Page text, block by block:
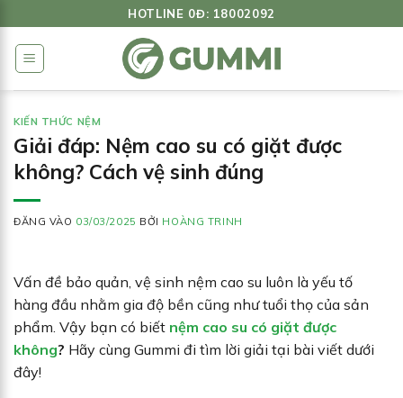
qua
dung
HOTLINE 0Đ: 18002092
KIẾN THỨC NỆM
Giải đáp: Nệm cao su có giặt được
không? Cách vệ sinh đúng
ĐĂNG VÀO 03/03/2025 BỞI HOÀNG TRINH
Vấn đề bảo quản, vệ sinh nệm cao su luôn là yếu tố
hàng đầu nhằm gia độ bền cũng như tuổi thọ của sản
phẩm. Vậy bạn có biết nệm cao su có giặt được
không? Hãy cùng Gummi đi tìm lời giải tại bài viết dưới
đây!